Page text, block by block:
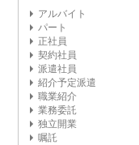
アルバイト
パート
正社員
契約社員
派遣社員
紹介予定派遣
職業紹介
業務委託
独立開業
嘱託